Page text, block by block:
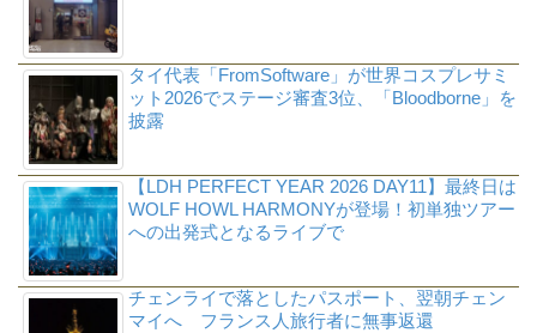
タイ代表「FromSoftware」が世界コスプレサミ
ット2026でステージ審査3位、「Bloodborne」を
披露
【LDH PERFECT YEAR 2026 DAY11】最終日は
WOLF HOWL HARMONYが登場！初単独ツアー
への出発式となるライブで
チェンライで落としたパスポート、翌朝チェン
マイへ フランス人旅行者に無事返還